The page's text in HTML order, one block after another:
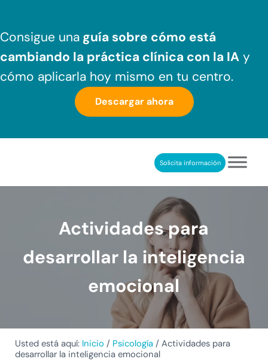
Consigue una guía sobre cómo está
cambiando la práctica clínica con la IA y
cómo aplicarla hoy mismo en tu centro.
Descargar ahora
REHABILITACIÓN COGNITIVA PROFESIONALSolicita información
Actividades para
desarrollar la inteligencia
emocional
Usted está aquí: Inicio / Psicología / Actividades para
desarrollar la inteligencia emocional